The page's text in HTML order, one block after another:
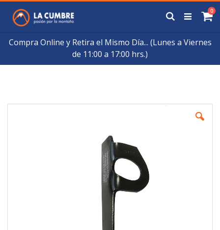
Compra Online y Retira el Mismo Día... (Lunes a Viernes
de 11:00 a 17:00 hrs.)
Contenido
0
Buscar